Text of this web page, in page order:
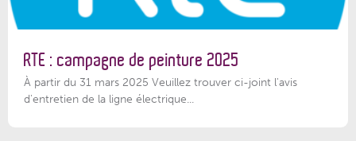
RTE : campagne de peinture 2025
À partir du 31 mars 2025 Veuillez trouver ci-joint l'avis
d'entretien de la ligne électrique...